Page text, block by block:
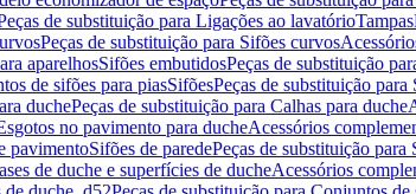
de substituição para Ligações ao lavatórioTampas
Peças de substituição para Sifões curvos
aparelhosSifões embutidosPeças de substituição
de sifões para piasSifõesPeças de substituição para
duchePeças de substituição para Calhas para duche
no pavimento para ducheAcessórios
pavimentoSifões de paredePeças de substituição para
de duche e superfícies de ducheAcessórios